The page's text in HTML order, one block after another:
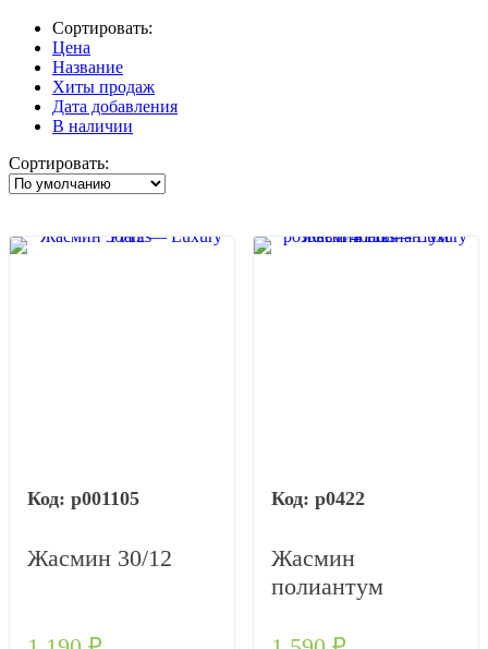
Сортировать:
Цена
Название
Хиты продаж
Дата добавления
В наличии
Сортировать:
р001105
Жасмин 30/12
р0422
Жасмин
полиантум